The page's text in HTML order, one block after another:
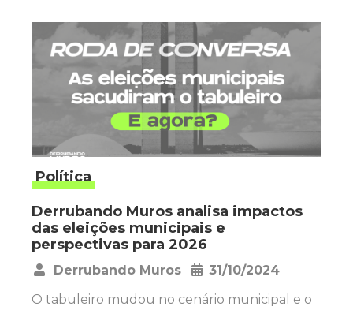
Política
Derrubando Muros analisa impactos
das eleições municipais e
perspectivas para 2026
Derrubando Muros
31/10/2024
O tabuleiro mudou no cenário municipal e o